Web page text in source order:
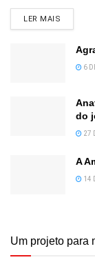
LER MAIS
6
do
27
A
14
Um projeto para